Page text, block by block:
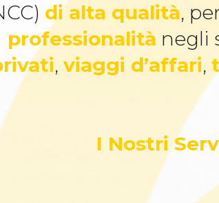
di alta qualità,
professionalità negli
, viaggi d’affari,
I Nostri